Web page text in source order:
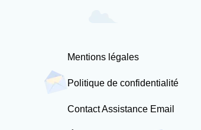
Mentions légales
Politique de confidentialité
Contact Assistance Email